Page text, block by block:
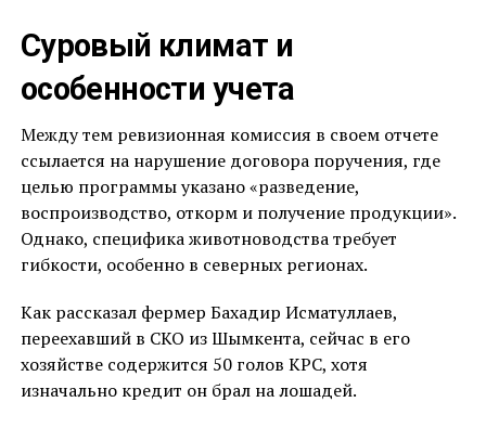
Суровый климат и
особенности учета
Между тем ревизионная комиссия в своем отчете
ссылается на нарушение договора поручения, где
целью программы указано «разведение,
воспроизводство, откорм и получение продукции».
Однако, специфика животноводства требует
гибкости, особенно в северных регионах.
Как рассказал фермер Бахадир Исматуллаев,
переехавший в СКО из Шымкента, сейчас в его
хозяйстве содержится 50 голов КРС, хотя
изначально кредит он брал на лошадей.